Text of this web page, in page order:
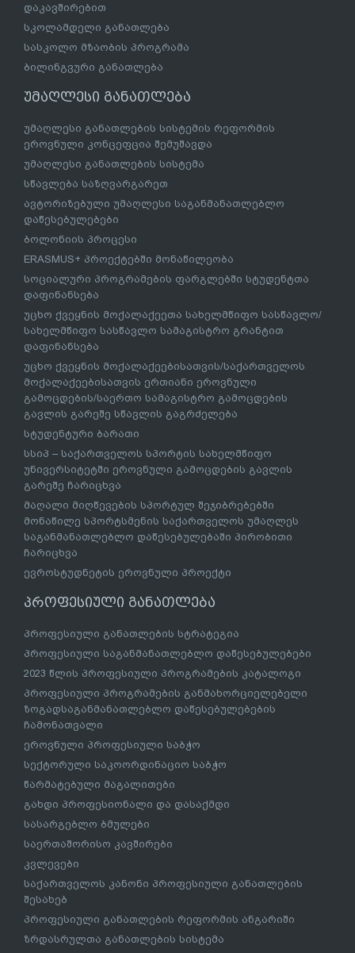
დაკავშირებით
სკოლამდელი განათლება
სასკოლო მზაობის პროგრამა
ბილინგვური განათლება
უმაღლესი განათლება
უმაღლესი განათლების სისტემის რეფორმის
ეროვნული კონცეფცია შემუშავდა
უმაღლესი განათლების სისტემა
სწავლება საზღვარგარეთ
ავტორიზებული უმაღლესი საგანმანათლებლო
დაწესებულებები
ბოლონიის პროცესი
ERASMUS+ პროექტებში მონაწილეობა
სოციალური პროგრამების ფარგლებში სტუდენტთა
დაფინანსება
უცხო ქვეყნის მოქალაქეეთა სახელმწიფო სასწავლო/
სახელმწიფო სასწავლო სამაგისტრო გრანტით
დაფინანსება
უცხო ქვეყნის მოქალაქეებისათვის/საქართველოს
მოქალაქეებისათვის ერთიანი ეროვნული
გამოცდების/საერთო სამაგისტრო გამოცდების
გავლის გარეშე სწავლის გაგრძელება
სტუდენტური ბარათი
სსიპ – საქართველოს სპორტის სახელმწიფო
უნივერსიტეტში ეროვნული გამოცდების გავლის
გარეშე ჩარიცხვა
მაღალი მიღწევების სპორტულ შეჯიბრებებში
მონაწილე სპორტსმენის საქართველოს უმაღლეს
საგანმანათლებლო დაწესებულებაში პირობითი
ჩარიცხვა
ევროსტუდნეტის ეროვნული პროექტი
პროფესიული განათლება
პროფესიული განათლების სტრატეგია
პროფესიული საგანმანათლებლო დაწესებულებები
2023 წლის პროფესიული პროგრამების კატალოგი
პროფესიული პროგრამების განმახორციელებელი
ზოგადსაგანმანათლებლო დაწესებულებების
ჩამონათვალი
ეროვნული პროფესიული საბჭო
სექტორული საკოორდინაციო საბჭო
წარმატებული მაგალითები
გახდი პროფესიონალი და დასაქმდი
სასარგებლო ბმულები
საერთაშორისო კავშირები
კვლევები
საქართველოს კანონი პროფესიული განათლების
შესახებ
პროფესიული განათლების რეფორმის ანგარიში
ზრდასრულთა განათლების სისტემა